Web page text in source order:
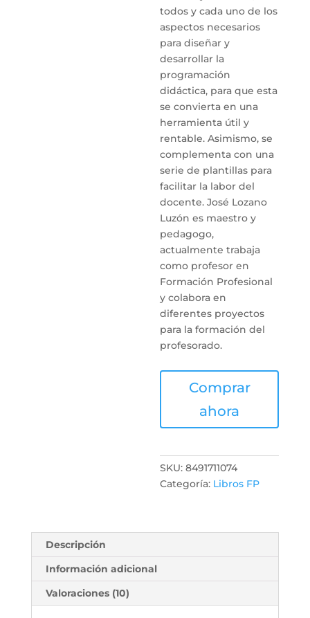
todos y cada uno de los
aspectos necesarios
para diseñar y
desarrollar la
programación
didáctica, para que esta
se convierta en una
herramienta útil y
rentable. Asimismo, se
complementa con una
serie de plantillas para
facilitar la labor del
docente. José Lozano
Luzón es maestro y
pedagogo,
actualmente trabaja
como profesor en
Formación Profesional
y colabora en
diferentes proyectos
para la formación del
profesorado.
Comprar
ahora
SKU:8491711074
Categoría: Libros FP
Descripción
Información adicional
Valoraciones (10)